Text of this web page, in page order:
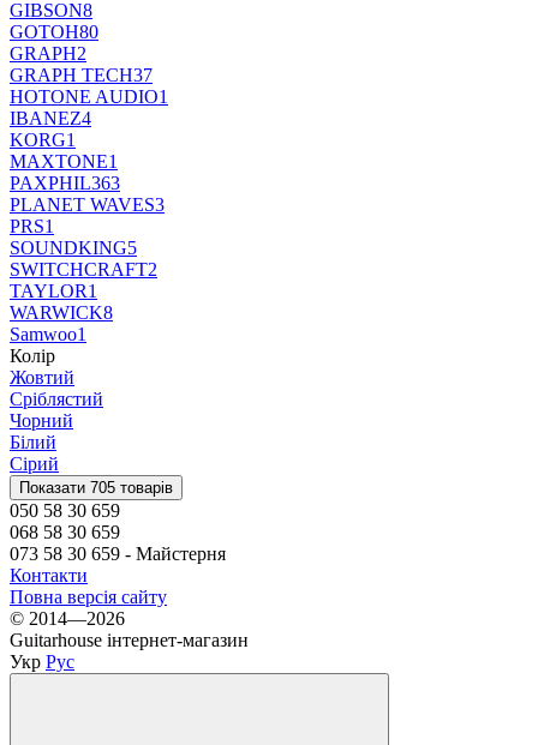
GIBSON8
GOTOH80
GRAPH2
GRAPH TECH37
HOTONE AUDIO1
IBANEZ4
KORG1
MAXTONE1
PAXPHIL363
PLANET WAVES3
PRS1
SOUNDKING5
SWITCHCRAFT2
TAYLOR1
WARWICK8
Samwoo1
Колір
Жовтий
Сріблястий
Чорний
Білий
Сірий
Показати 705 товарів
050 58 30 659
068 58 30 659
073 58 30 659 - Майстерня
Контакти
Повна версія сайту
© 2014—2026
Guitarhouse інтернет-магазин
Укр Рус